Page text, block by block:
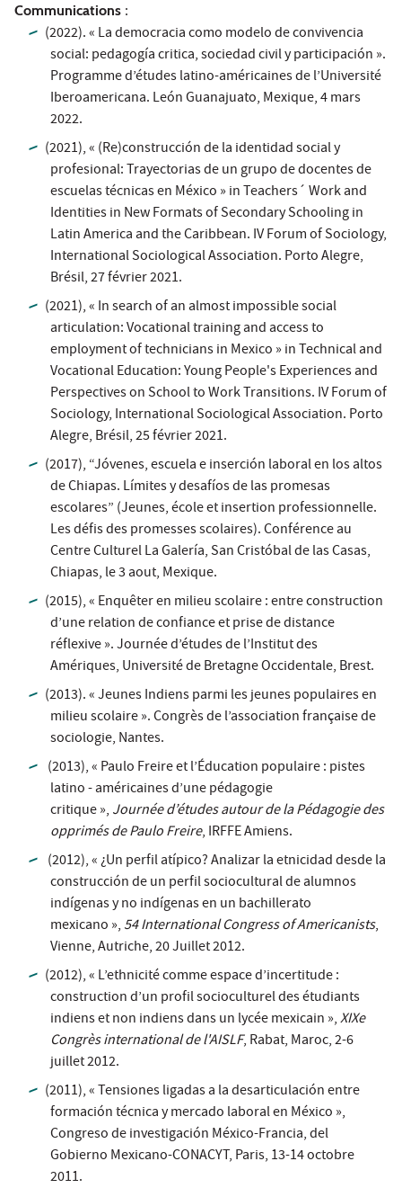
Communications :
(2022). « La democracia como modelo de convivencia
social: pedagogía critica, sociedad civil y participación ».
Programme d’études latino-américaines de l’Université
Iberoamericana. León Guanajuato, Mexique, 4 mars
2022.
(2021), « (Re)construcción de la identidad social y
profesional: Trayectorias de un grupo de docentes de
escuelas técnicas en México » in Teachers´ Work and
Identities in New Formats of Secondary Schooling in
Latin America and the Caribbean. IV Forum of Sociology,
International Sociological Association. Porto Alegre,
Brésil, 27 février 2021.
(2021), « In search of an almost impossible social
articulation: Vocational training and access to
employment of technicians in Mexico » in Technical and
Vocational Education: Young People's Experiences and
Perspectives on School to Work Transitions. IV Forum of
Sociology, International Sociological Association. Porto
Alegre, Brésil, 25 février 2021.
(2017), “Jóvenes, escuela e inserción laboral en los altos
de Chiapas. Límites y desafíos de las promesas
escolares” (Jeunes, école et insertion professionnelle.
Les défis des promesses scolaires). Conférence au
Centre Culturel La Galería, San Cristóbal de las Casas,
Chiapas, le 3 aout, Mexique.
(2015), « Enquêter en milieu scolaire : entre construction
d’une relation de confiance et prise de distance
réflexive ». Journée d’études de l’Institut des
Amériques, Université de Bretagne Occidentale, Brest.
(2013). « Jeunes Indiens parmi les jeunes populaires en
milieu scolaire ». Congrès de l’association française de
sociologie, Nantes.
(2013), « Paulo Freire et l’Éducation populaire : pistes
latino - américaines d’une pédagogie
critique », Journée d’études autour de la Pédagogie des
opprimés de Paulo Freire, IRFFE Amiens.
(2012), « ¿Un perfil atípico? Analizar la etnicidad desde la
construcción de un perfil sociocultural de alumnos
indígenas y no indígenas en un bachillerato
mexicano », 54 International Congress of Americanists,
Vienne, Autriche, 20 Juillet 2012.
(2012), « L’ethnicité comme espace d’incertitude :
construction d’un profil socioculturel des étudiants
indiens et non indiens dans un lycée mexicain »,XIXe
Congrès international de l'AISLF, Rabat, Maroc, 2-6
juillet 2012.
(2011), « Tensiones ligadas a la desarticulación entre
formación técnica y mercado laboral en México »,
Congreso de investigación México-Francia, del
Gobierno Mexicano-CONACYT, Paris, 13-14 octobre
2011.